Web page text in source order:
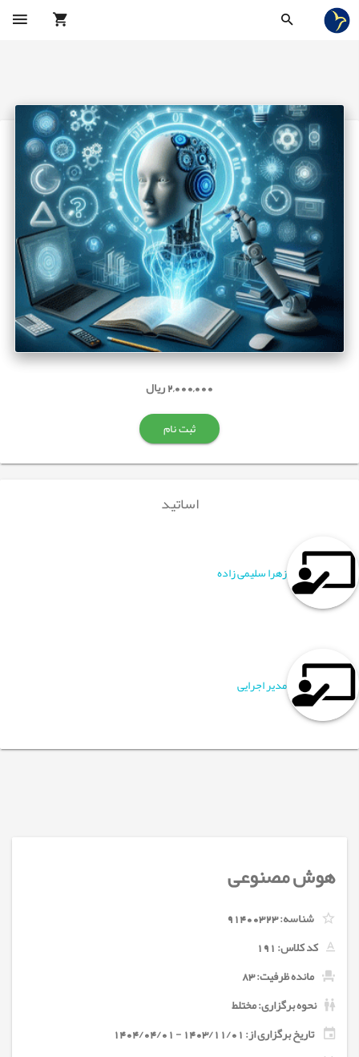
2,000,000 ریال
ثبت نام
اساتید
زهرا سلیمی زاده
مدیر اجرایی
هوش مصنوعی
شناسه:91400323
کد کلاس:191
مانده ظرفیت: 83
نحوه برگزاری: مختلط
تاریخ برگزاری از: 1403/11/01 - 1404/04/01